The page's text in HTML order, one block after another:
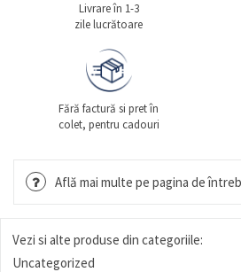
Livrare în 1-3
zile lucrătoare
Fără factură si pret în
colet, pentru cadouri
Află mai multe pe pagina de
Vezi si alte produse din categoriile:
Uncategorized